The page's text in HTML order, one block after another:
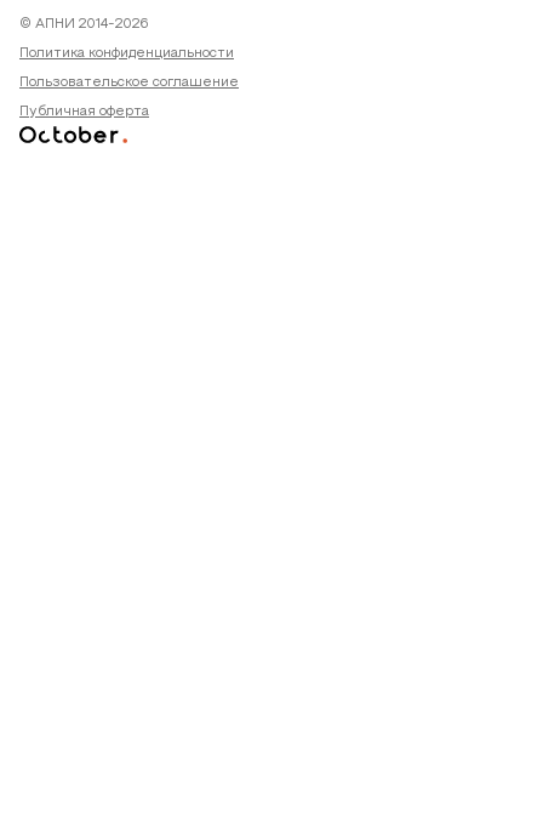
© АПНИ 2014-2026
Политика конфиденциальности
Пользовательское соглашение
Публичная оферта